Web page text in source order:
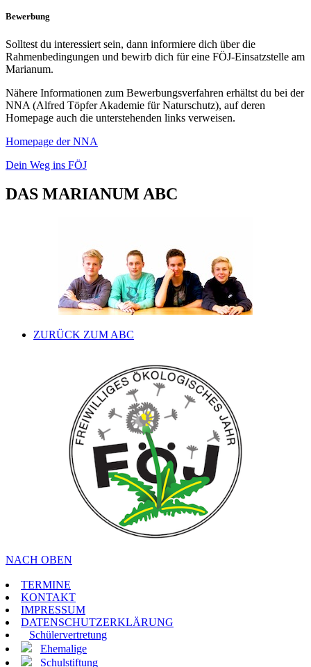
Bewerbung
Solltest du interessiert sein, dann informiere dich über die
Rahmenbedingungen und bewirb dich für eine FÖJ-Einsatzstelle am
Marianum.
Nähere Informationen zum Bewerbungsverfahren erhältst du bei der
NNA (Alfred Töpfer Akademie für Naturschutz), auf deren
Homepage auch die unterstehenden links verweisen.
Homepage der NNA
Dein Weg ins FÖJ
DAS MARIANUM ABC
ZURÜCK ZUM ABC
NACH OBEN
TERMINE
KONTAKT
IMPRESSUM
DATENSCHUTZERKLÄRUNG
Schülervertretung
Ehemalige
Schulstiftung